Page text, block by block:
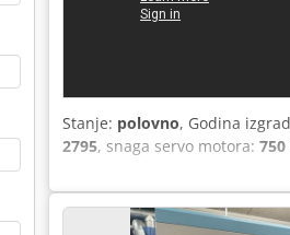
Stanje: polovno, Godina
2795, snaga servo motora: 750